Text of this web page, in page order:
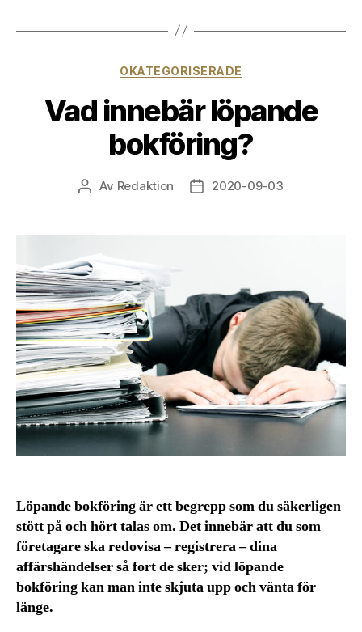
Kategorier
OKATEGORISERADE
Vad innebär löpande
bokföring?
Inläggsförfattare
Av Redaktion Inläggsdatum
2020-09-03
Löpande bokföring är ett begrepp som du säkerligen
stött på och hört talas om. Det innebär att du som
företagare ska redovisa – registrera – dina
affärshändelser så fort de sker; vid löpande
bokföring kan man inte skjuta upp och vänta för
länge.